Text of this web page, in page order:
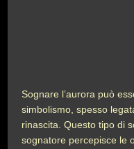
Sognare l’aurora può
simbolismo, spesso
rinascita. Questo tipo di
sognatore percepisce le